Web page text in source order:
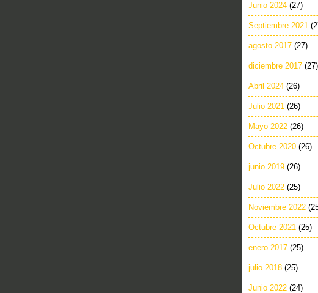
Junio 2024 (27)
Septiembre 2021
agosto 2017 (27)
diciembre 2017 (27)
Abril 2024 (26)
Julio 2021 (26)
Mayo 2022 (26)
Octubre 2020 (26)
junio 2019 (26)
Julio 2022 (25)
Noviembre 2022
Octubre 2021 (25)
enero 2017 (25)
julio 2018 (25)
Junio 2022 (24)